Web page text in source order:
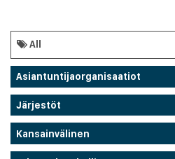
All
Asiantuntijaorganisaatiot
Järjestöt
Kansainvälinen